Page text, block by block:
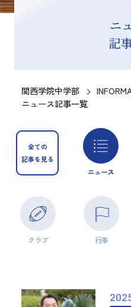
ニ
記
関西学院中学部
ニュース記事一覧
全ての
記事を見る
ニュース
クラブ 行事